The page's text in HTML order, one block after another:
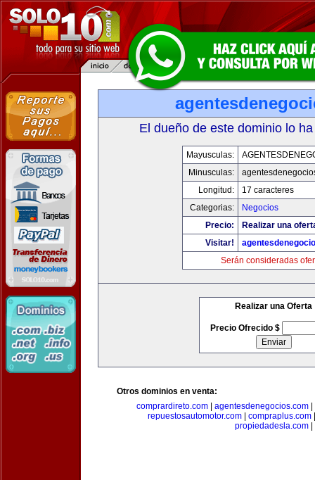
El dueño de este dominio lo
Mayusculas:
Minusculas:
Longitud:
17 caracteres
Categorias:
Negocios
Precio:
Realizar una
Visitar!
Serán consideradas
Realizar una Oferta
Precio Ofrecido $
Otros dominios en venta:
comprardireto.com| agentesdenegocios.com|
repuestosautomotor.com
compraplus.com
propiedadesla.com|